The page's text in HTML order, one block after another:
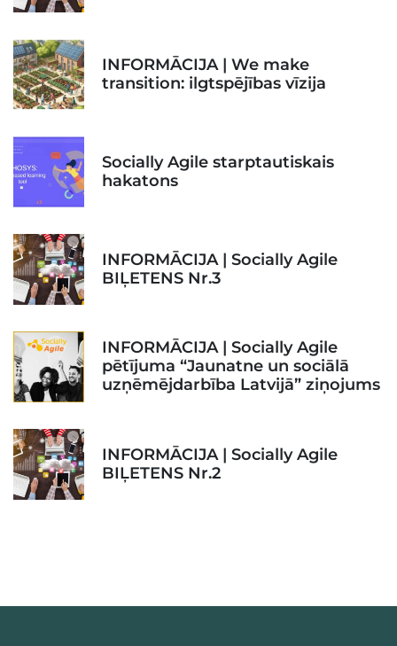
INFORMĀCIJA | We make
transition: ilgtspējības vīzija
Socially Agile starptautiskais
hakatons
INFORMĀCIJA | Socially Agile
BIĻETENS Nr.3
INFORMĀCIJA | Socially Agile
pētījuma “Jaunatne un sociālā
uzņēmējdarbība Latvijā” ziņojums
INFORMĀCIJA | Socially Agile
BIĻETENS Nr.2